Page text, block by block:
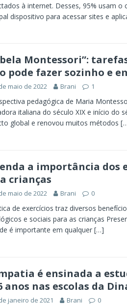
à internet. Desses, 95% usam o
dispositivo para acessar sites e
Montessori”:
pode fazer sozinho e
maio de 2022 Brani 1
pedagógica de Maria
italiana do século XIX e início do
global e renovou muitos métodos
a importância dos
crianças
maio de 2022 Brani 0
de exercícios traz diversos
e sociais para as crianças
é importante em qualquer […]
é ensinada a
anos nas escolas da
janeiro de 2021 Brani 0